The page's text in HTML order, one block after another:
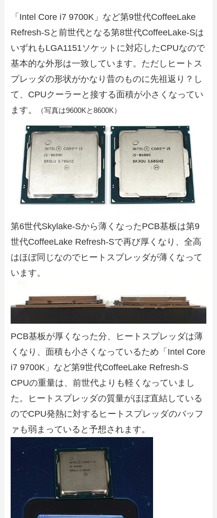
「Intel Core i7 9700K」など第9世代CoffeeLake
Refresh-Sと前世代となる第8世代CoffeeLake-Sは
いずれもLGA1151ソケットに対応したCPUなので
基本的な外形は一致しています。ただしヒートス
プレッダの形状がかなり昔のものに先祖返り？し
て、CPUクーラーと接する面積が小さくなってい
ます。
（写真は9600Kと8600K）
第6世代Skylake-Sから薄くなったPCB基板は第9
世代CoffeeLake Refresh-Sで再び厚くなり、全高
はほぼ同じなのでヒートスプレッダが薄くなって
います。
PCB基板が厚くなった分、ヒートスプレッダは薄
くなり、面積も小さくなっているため「Intel Core
i7 9700K」など第9世代CoffeeLake Refresh-S
CPUの重量は、前世代よりも軽くなっていまし
た。ヒートスプレッダの質量がほぼ直結している
のでCPU発熱に対するヒートスプレッダのバッフ
ァも弱まっていると予想されます。